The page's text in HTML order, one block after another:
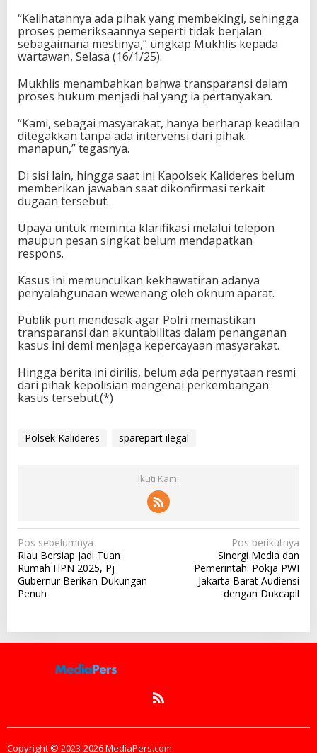
“Kelihatannya ada pihak yang membekingi, sehingga
proses pemeriksaannya seperti tidak berjalan
sebagaimana mestinya,” ungkap Mukhlis kepada
wartawan, Selasa (16/1/25).
Mukhlis menambahkan bahwa transparansi dalam
proses hukum menjadi hal yang ia pertanyakan.
“Kami, sebagai masyarakat, hanya berharap keadilan
ditegakkan tanpa ada intervensi dari pihak
manapun,” tegasnya.
Di sisi lain, hingga saat ini Kapolsek Kalideres belum
memberikan jawaban saat dikonfirmasi terkait
dugaan tersebut.
Upaya untuk meminta klarifikasi melalui telepon
maupun pesan singkat belum mendapatkan
respons.
Kasus ini memunculkan kekhawatiran adanya
penyalahgunaan wewenang oleh oknum aparat.
Publik pun mendesak agar Polri memastikan
transparansi dan akuntabilitas dalam penanganan
kasus ini demi menjaga kepercayaan masyarakat.
Hingga berita ini dirilis, belum ada pernyataan resmi
dari pihak kepolisian mengenai perkembangan
kasus tersebut.(*)
Polsek Kalideres sparepart ilegal
Ikuti Kami
N
a
v
i
a
Pos sebelumnya
Riau Bersiap Jadi Tuan
Rumah HPN 2025, Pj
Gubernur Berikan Dukungan
Penuh
Pos berikutnya
Sinergi Media dan
Pemerintah: Pokja PWI
Jakarta Barat Audiensi
dengan Dukcapil
Copyright © 2023-2026 MediaPers.com